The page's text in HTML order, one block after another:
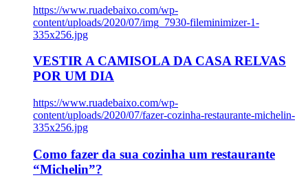
https://www.ruadebaixo.com/wp-
content/uploads/2020/07/img_7930-fileminimizer-1-
335x256.jpg
VESTIR A CAMISOLA DA CASA RELVAS
POR UM DIA
https://www.ruadebaixo.com/wp-
content/uploads/2020/07/fazer-cozinha-restaurante-michelin-
335x256.jpg
Como fazer da sua cozinha um restaurante
“Michelin”?